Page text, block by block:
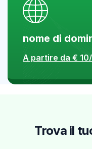
nome di
A partire da €
Trova il